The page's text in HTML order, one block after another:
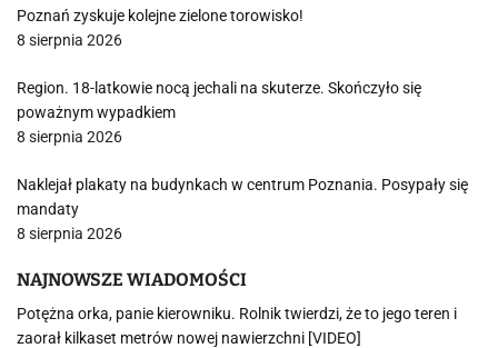
Poznań zyskuje kolejne zielone torowisko!
8 sierpnia 2026
Region. 18-latkowie nocą jechali na skuterze. Skończyło się
poważnym wypadkiem
8 sierpnia 2026
Naklejał plakaty na budynkach w centrum Poznania. Posypały się
mandaty
8 sierpnia 2026
NAJNOWSZE WIADOMOŚCI
Potężna orka, panie kierowniku. Rolnik twierdzi, że to jego teren i
zaorał kilkaset metrów nowej nawierzchni [VIDEO]